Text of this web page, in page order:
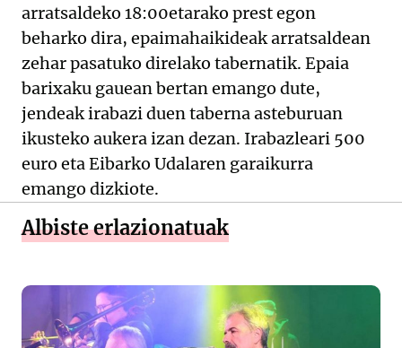
arratsaldeko 18:00etarako prest egon
beharko dira, epaimahaikideak arratsaldean
zehar pasatuko direlako tabernatik. Epaia
barixaku gauean bertan emango dute,
jendeak irabazi duen taberna asteburuan
ikusteko aukera izan dezan. Irabazleari 500
euro eta Eibarko Udalaren garaikurra
emango dizkiote.
Albiste erlazionatuak